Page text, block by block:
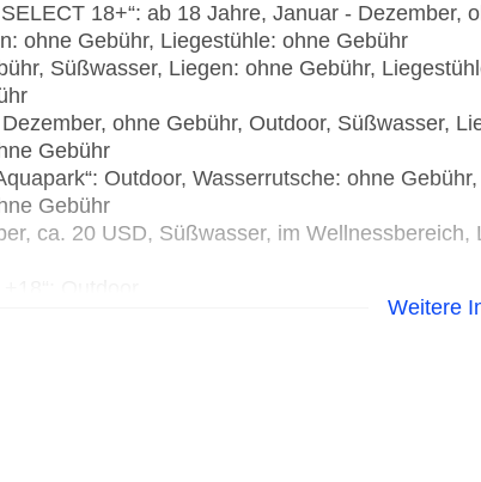
18+“: ab 18 Jahre, Januar - Dezember,
ohne Gebühr, Liegestühle: ohne Gebühr
Süßwasser, Liegen: ohne Gebühr,
Dezember, ohne Gebühr, Outdoor, Süßwasser,
Gebühr
Outdoor, Wasserrutsche: ohne
Gebühr
ca. 20 USD, Süßwasser, im Wellnessbereich,
Weitere